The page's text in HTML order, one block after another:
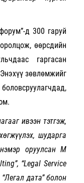
д 300 гаруй
өөрсдийн
гаргасан
зөвлөмжийг
ивээн тэтгэж,
шударга
оруулсан М
”, “Legal Service
дата” болон